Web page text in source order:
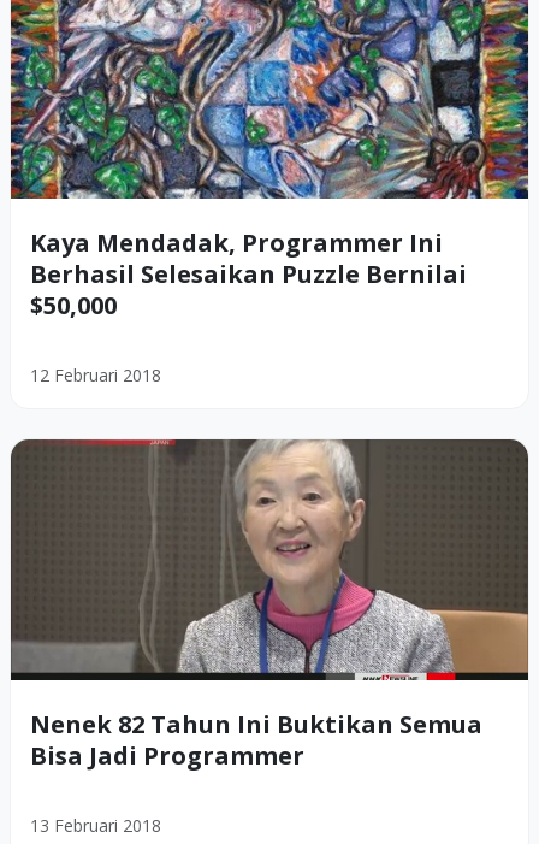
Kaya Mendadak, Programmer Ini
Berhasil Selesaikan Puzzle Bernilai
$50,000
12 Februari 2018
Nenek 82 Tahun Ini Buktikan Semua
Bisa Jadi Programmer
13 Februari 2018